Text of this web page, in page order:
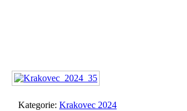
Kategorie: Krakovec 2024